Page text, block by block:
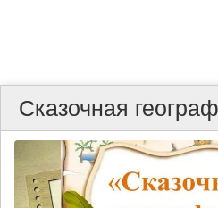
Сказочная